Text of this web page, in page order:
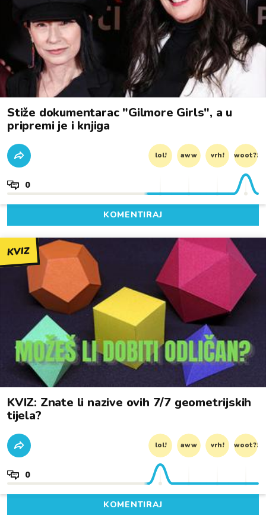
Stiže dokumentarac "Gilmore Girls", a u
pripremi je i knjiga
lol! aww vrh! woot?!
0
KOMENTIRAJ
KVIZ
KVIZ: Znate li nazive ovih 7/7 geometrijskih
tijela?
lol! aww vrh! woot?!
0
KOMENTIRAJ